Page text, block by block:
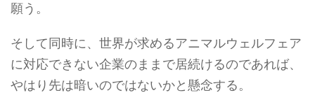
願う。
そして同時に、世界が求めるアニマルウェルフェア
に対応できない企業のままで居続けるのであれば、
やはり先は暗いのではないかと懸念する。